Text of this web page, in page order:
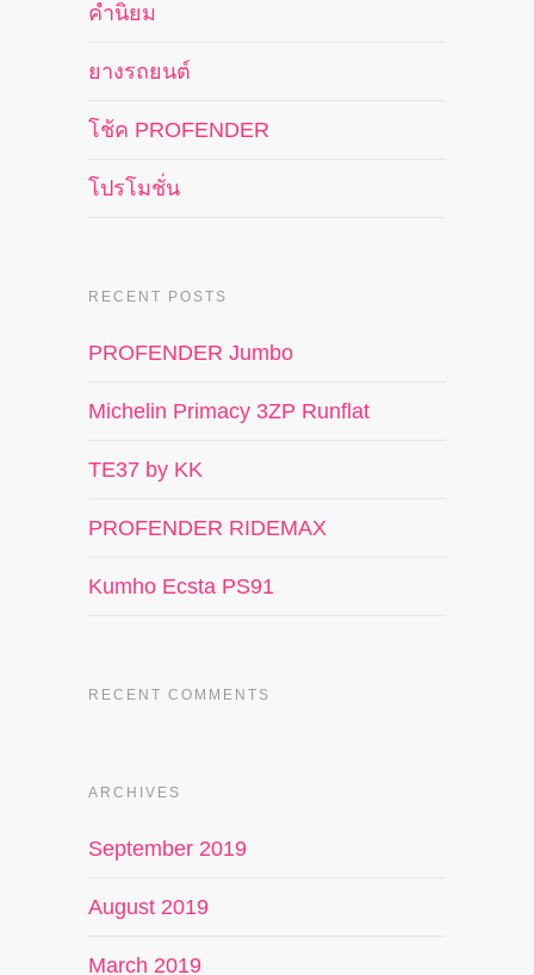
คำนิยม
ยางรถยนต์
โช้ค PROFENDER
โปรโมชั่น
RECENT POSTS
PROFENDER Jumbo
Michelin Primacy 3ZP Runflat
TE37 by KK
PROFENDER RIDEMAX
Kumho Ecsta PS91
RECENT COMMENTS
ARCHIVES
September 2019
August 2019
March 2019